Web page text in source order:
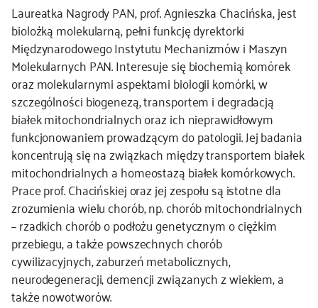
Laureatka Nagrody PAN, prof. Agnieszka Chacińska, jest
biolożką molekularną, pełni funkcję dyrektorki
Międzynarodowego Instytutu Mechanizmów i Maszyn
Molekularnych PAN. Interesuje się biochemią komórek
oraz molekularnymi aspektami biologii komórki, w
szczególności biogenezą, transportem i degradacją
białek mitochondrialnych oraz ich nieprawidłowym
funkcjonowaniem prowadzącym do patologii. Jej badania
koncentrują się na związkach między transportem białek
mitochondrialnych a homeostazą białek komórkowych.
Prace prof. Chacińskiej oraz jej zespołu są istotne dla
zrozumienia wielu chorób, np. chorób mitochondrialnych
– rzadkich chorób o podłożu genetycznym o ciężkim
przebiegu, a także powszechnych chorób
cywilizacyjnych, zaburzeń metabolicznych,
neurodegeneracji, demencji związanych z wiekiem, a
także nowotworów.